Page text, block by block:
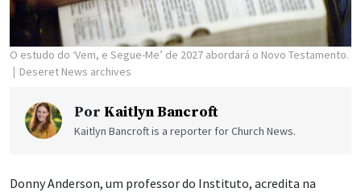
O estudo do ‘Vem, e Segue-Me’ de 2027 abordará o Novo Testamento.
Deseret News archives
Por Kaitlyn Bancroft
Kaitlyn Bancroft is a reporter for Church News.
Donny Anderson, um professor do Instituto, acredita na